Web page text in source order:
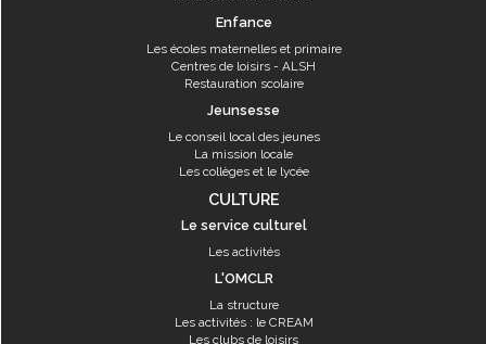
Enfance
Les écoles maternelles et primaire
Centres de loisirs - ALSH
Restauration scolaire
Jeunsesse
Le conseil local des jeunes
La mission locale
Les collèges et le lycée
CULTURE
Le service culturel
Les activités
L'OMCLR
La structure
Les activités : le CREAM
Les clubs de loisirs